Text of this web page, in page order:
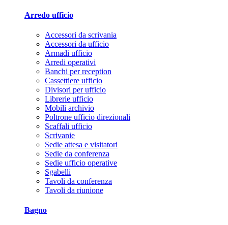
Arredo ufficio
Accessori da scrivania
Accessori da ufficio
Armadi ufficio
Arredi operativi
Banchi per reception
Cassettiere ufficio
Divisori per ufficio
Librerie ufficio
Mobili archivio
Poltrone ufficio direzionali
Scaffali ufficio
Scrivanie
Sedie attesa e visitatori
Sedie da conferenza
Sedie ufficio operative
Sgabelli
Tavoli da conferenza
Tavoli da riunione
Bagno